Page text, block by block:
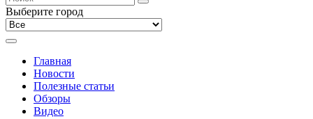
Выберите город
Главная
Новости
Полезные статьи
Обзоры
Видео